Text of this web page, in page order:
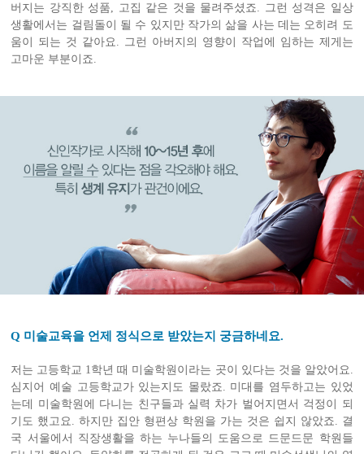
버지는 강직한 성품, 고집 같은 것을 물려주셨죠. 그런 성격은 일상
생활에서는 걸림돌이 될 수 있지만 작가의 삶을 사는 데는 오히려 도
움이 되는 것 같아요. 그런 아버지의 영향이 작업에 임하는 제게는
고마운 부분이죠.
Q 미술교육을 언제 정식으로 받았는지 궁금하네요.
저는 고등학교 1학년 때 미술학원이라는 곳이 있다는 것을 알았어요.
심지어 예술 고등학교가 있는지도 몰랐죠. 미대를 염두하고는 있었
는데 미술학원에 다니는 친구들과 실력 차가 벌어지면서 걱정이 되
기도 했고요. 하지만 집안 형편상 학원을 가는 것은 쉽지 않았죠. 결
국 서울에서 직장생활을 하는 누나들의 도움으로 드문드문 학원들